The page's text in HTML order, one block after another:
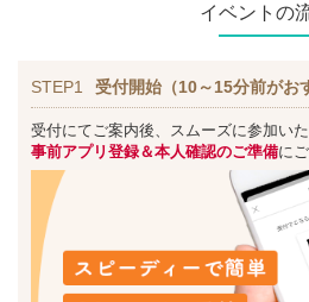
イベントの
STEP1 受付開始（10～15分前がお
受付にてご案内後、スムーズに参加いた
事前アプリ登録＆本人確認のご準備に